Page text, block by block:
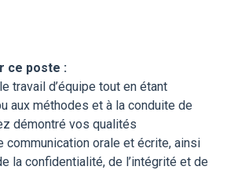
ce poste :
travail d’équipe tout en étant
aux méthodes et à la conduite de
démontré vos qualités
communication orale et écrite, ainsi
la confidentialité, de l’intégrité et de